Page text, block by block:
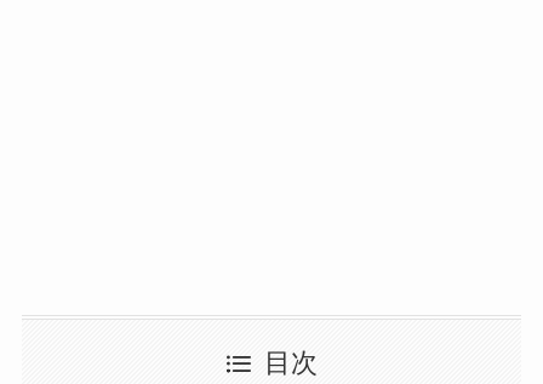
目次